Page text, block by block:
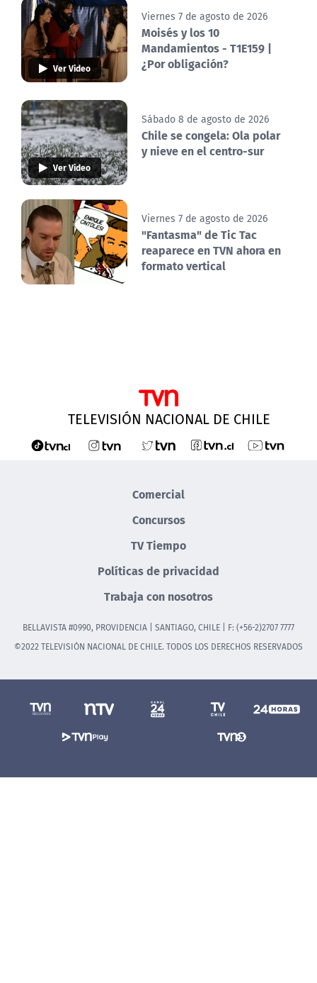
Ver Video
Viernes 7 de agosto de 2026
Moisés y los 10
Mandamientos - T1E159 |
¿Por obligación?
Ver Video
Sábado 8 de agosto de 2026
Chile se congela: Ola polar
y nieve en el centro-sur
Viernes 7 de agosto de 2026
"Fantasma" de Tic Tac
reaparece en TVN ahora en
formato vertical
TELEVISIÓN NACIONAL DE CHILE
Comercial
Concursos
TV Tiempo
Políticas de privacidad
Trabaja con nosotros
BELLAVISTA #0990, PROVIDENCIA | SANTIAGO, CHILE | F: (+56-2)2707 7777
©2022 TELEVISIÓN NACIONAL DE CHILE. TODOS LOS DERECHOS RESERVADOS